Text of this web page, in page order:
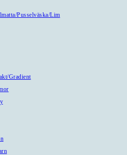
Pusselväska/Lim
Gradient